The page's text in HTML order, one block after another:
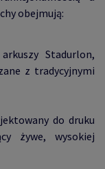
obejmują:
Stadurlon,
z tradycyjnymi
do druku
żywe, wysokiej